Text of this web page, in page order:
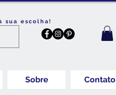
sua escolha!
Sobre Contato